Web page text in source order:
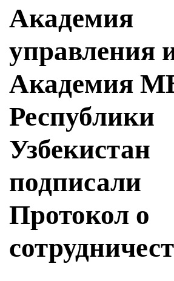
Академия
управления
Академия
Республики
Узбекистан
подписали
Протокол о